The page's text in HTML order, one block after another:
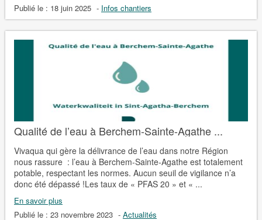
Publié le : 18 juin 2025 - Infos chantiers
Qualité de l’eau à Berchem-Sainte-Agathe ...
Vivaqua qui gère la délivrance de l’eau dans notre Région
nous rassure : l’eau à Berchem-Sainte-Agathe est totalement
potable, respectant les normes. Aucun seuil de vigilance n’a
donc été dépassé !Les taux de « PFAS 20 » et « ...
En savoir plus
Publié le : 23 novembre 2023 - Actualités